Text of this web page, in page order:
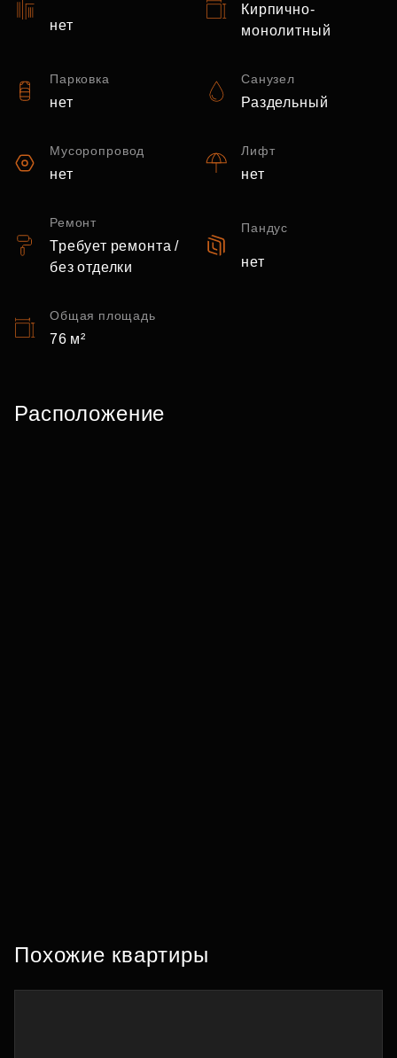
нет
Кирпично-
монолитный
Парковка
нет
Санузел
Раздельный
Мусоропровод
нет
Лифт
нет
Ремонт
Требует ремонта /
без отделки
Пандус
нет
Общая площадь
76 м²
Расположение
Похожие квартиры